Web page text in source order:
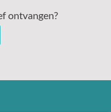
ontvangen?